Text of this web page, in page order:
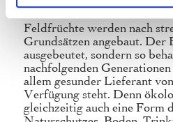
Landwirten und Bio-Pionier
Feldfrüchte werden nach
Grundsätzen angebaut. Der
ausgebeutet, sondern so
nachfolgenden
allem gesunder Lieferant
Verfügung steht. Denn
gleichzeitig auch eine Form